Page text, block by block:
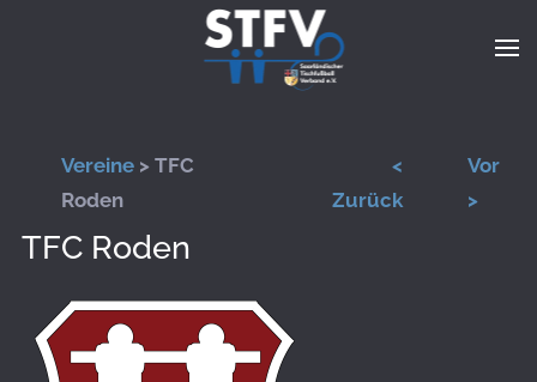
Zum Hauptinhalt springen
Vereine > TFC
Roden
<
Zurück
Vor
>
TFC Roden